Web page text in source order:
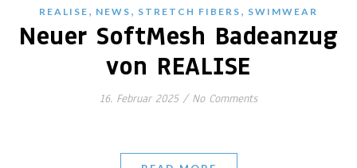
REALISE , NEWS , STRETCH FIBERS , SWIMWEAR
Neuer SoftMesh Badeanzug
von REALISE
16. Februar 2025 / No Comments